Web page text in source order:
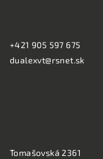
+421 905 597 675
dualexvt@rsnet.sk
Tomašovská 2361